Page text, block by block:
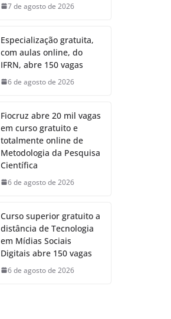
7 de agosto de 2026
Especialização gratuita,
com aulas online, do
IFRN, abre 150 vagas
6 de agosto de 2026
Fiocruz abre 20 mil vagas
em curso gratuito e
totalmente online de
Metodologia da Pesquisa
Científica
6 de agosto de 2026
Curso superior gratuito a
distância de Tecnologia
em Mídias Sociais
Digitais abre 150 vagas
6 de agosto de 2026